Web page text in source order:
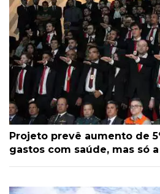
Projeto prevê aumento de
gastos com saúde, mas só